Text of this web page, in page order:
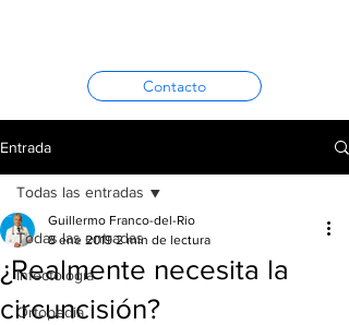
Contacto
Entrada
Todas las entradas
Infectología
Ortopedia
Todas las entradas
¿Realmente necesita la
circuncisión?
Guillermo Franco-del-Rio
8 ene 2019 2 min de lectura